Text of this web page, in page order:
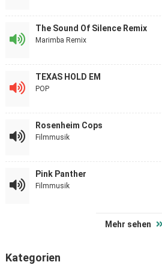
The Sound Of Silence Remix
Marimba Remix
TEXAS HOLD EM
POP
Rosenheim Cops
Filmmusik
Pink Panther
Filmmusik
Mehr sehen
Kategorien